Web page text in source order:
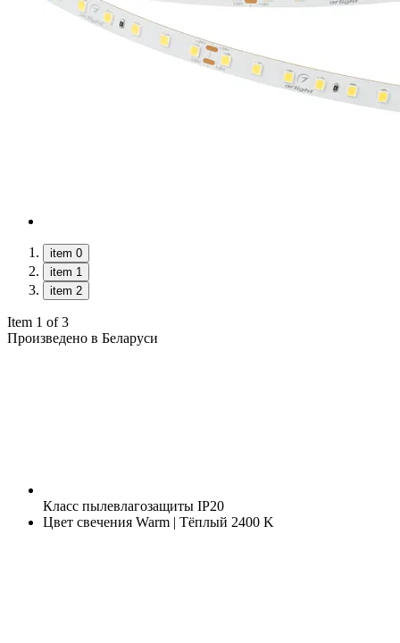
item 0
item 1
item 2
Item 1 of 3
Произведено в Беларуси
Класс пылевлагозащиты IP20
Цвет свечения Warm | Тёплый 2400 K